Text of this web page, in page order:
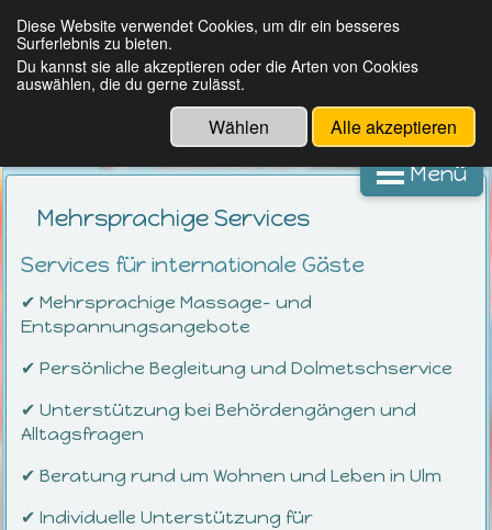
Massagestudio Ulm
Menü
Mehrsprachige Services
Services für internationale Gäste
✔ Mehrsprachige Massage- und
Entspannungsangebote
✔ Persönliche Begleitung und Dolmetschservice
✔ Unterstützung bei Behördengängen und
Alltagsfragen
✔ Beratung rund um Wohnen und Leben in Ulm
✔ Individuelle Unterstützung für
Diese Website verwendet Cookies, um dir ein besseres
Surferlebnis zu bieten.
Du kannst sie alle akzeptieren oder die Arten von Cookies
auswählen, die du gerne zulässt.
Wählen Alle akzeptieren